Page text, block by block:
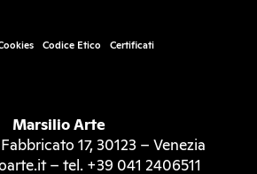
Codice Etico Certificati
Marsilio Arte
17, 30123 – Venezia
– tel. +39 041 2406511